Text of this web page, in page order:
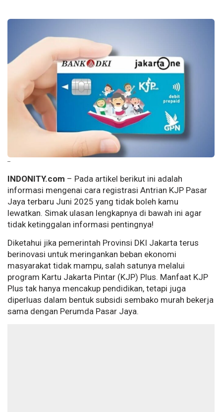
--
INDONITY.com – Pada artikel berikut ini adalah
informasi mengenai cara registrasi Antrian KJP Pasar
Jaya terbaru Juni 2025 yang tidak boleh kamu
lewatkan. Simak ulasan lengkapnya di bawah ini agar
tidak ketinggalan informasi pentingnya!
Diketahui jika pemerintah Provinsi DKI Jakarta terus
berinovasi untuk meringankan beban ekonomi
masyarakat tidak mampu, salah satunya melalui
program Kartu Jakarta Pintar (KJP) Plus. Manfaat KJP
Plus tak hanya mencakup pendidikan, tetapi juga
diperluas dalam bentuk subsidi sembako murah bekerja
sama dengan Perumda Pasar Jaya.